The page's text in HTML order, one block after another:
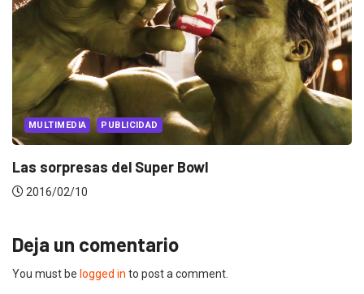
Super Bowl
MULTIMEDIA
Deja un comentario
You must be logged in to post a comment.